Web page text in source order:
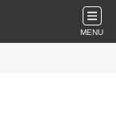
MENU